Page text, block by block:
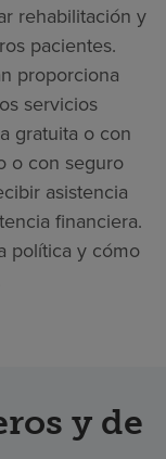
rehabilitación y
pacientes.
proporciona
servicios
gratuita o con
o con seguro
asistencia
financiera.
política y cómo
y de